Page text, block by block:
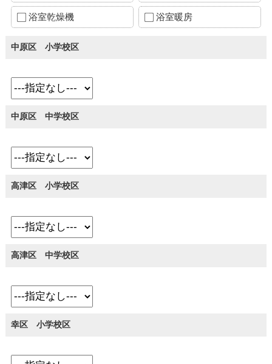
浴室乾燥機 浴室暖房
中原区 小学校区
中原区 中学校区
高津区 小学校区
高津区 中学校区
幸区 小学校区